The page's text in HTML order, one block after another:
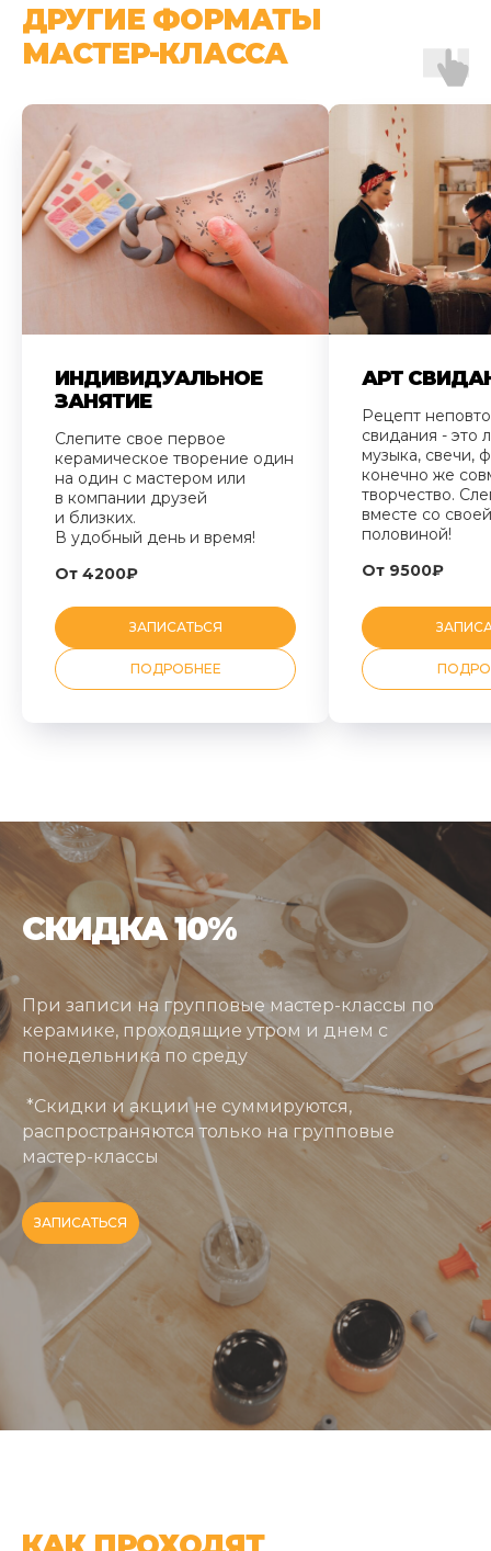
ДРУГИЕ ФОРМАТЫ
МАСТЕР-КЛАССА
ИНДИВИДУАЛЬНОЕ
ЗАНЯТИЕ
Слепите свое первое
керамическое творение один
на один с мастером или
в компании друзей
и близких.
В удобный день и время!
От 4200₽
ЗАПИСАТЬСЯ
ПОДРОБНЕЕ
АРТ
Рецепт
свидания - это
музыка, свечи,
конечно же
творчество.
вместе со
половиной!
От 9500₽
СКИДКА 10%
При записи на групповые мастер-классы по
керамике, проходящие утром и днем с
понедельника по среду
*Скидки и акции не суммируются,
распространяются только на групповые
мастер-классы
ЗАПИСАТЬСЯ